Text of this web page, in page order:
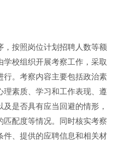
按照岗位计划招聘人数等额
校组织开展考察工作，采取
行。考察内容主要包括政治素
理素质、学习和工作表现、遵
是否具有应当回避的情形，
配度等情况。同时核实考察
件、提供的应聘信息和相关材